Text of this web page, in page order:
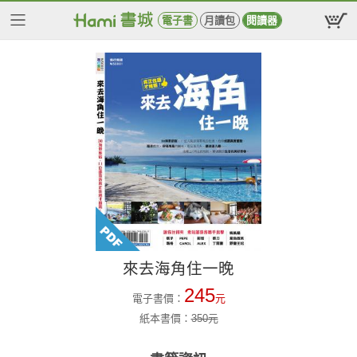
電子書 月讀包 閱讀器
來去海角住一晚
電子書價： 245元
紙本書價：350元